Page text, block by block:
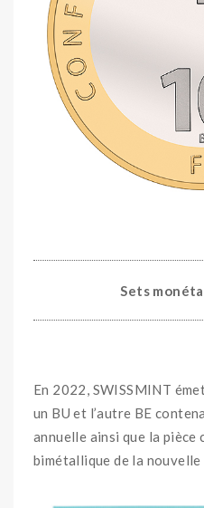
Sets
En 2022, SWISSMINT
un BU et l’autre BE
annuelle ainsi que la pièce
bimétallique de la nouvelle